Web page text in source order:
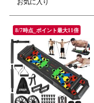
8/7時点_ポイント最大11倍